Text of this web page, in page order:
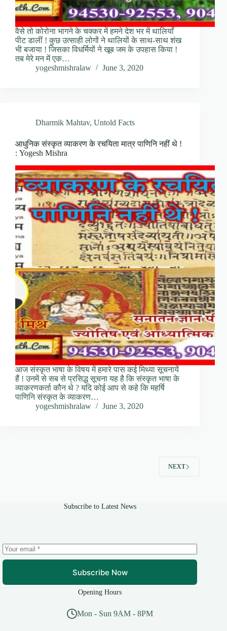
वैसे तो कोरोना भागने के चक्कर में हमने देश भर में थालियाँ
पीट डालीं ! कुछ उत्साही लोगों ने थालियों के साथ-साथ शंख
भी बजाया ! जिसका विधर्मियों ने खूब जम के उपहास किया !
तब मेरे मन में एक…
yogeshmishralaw
June 3, 2020
Dharmik Mahtav, Untold Facts
आधुनिक संस्कृत व्याकरण के रचयिता मात्र पाणिनि नहीं थे !
: Yogesh Mishra
आज संस्कृत भाषा के विषय में हमारे पास कई मिथ्या सूचनायें
हैं ! उनमें से सब से प्रसिद्ध सूचना यह है कि संस्कृत भाषा के
व्याकरणकर्ता कौन थे ? यदि कोई आप से कहे कि महर्षि
पाणिनि संस्कृत के व्याकरण…
yogeshmishralaw
June 3, 2020
NEXT
Subscribe to Latest News
Subscribe Now
Opening Hours
Mon - Sun 9AM - 8PM